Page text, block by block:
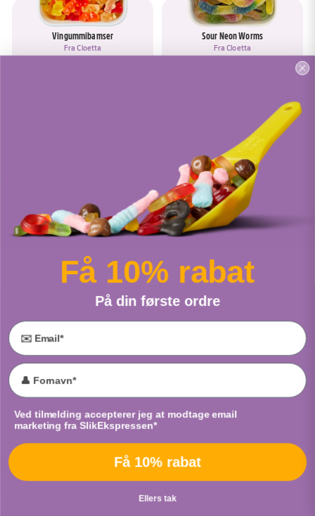
Vingummibamser
FraCloetta
Sour Neon Worms
FraCloetta
Pop Candy Jordbær
FraScan Choco
PUT I POSE
Kulørte Fisk
Fra
PUT I POSE
PEZ Fizzy Roll
FraCloetta
Syrlige Frugt Diamanter
Få 10% rabat
På din første ordre
Email
Accept marketing
Ved tilmelding accepterer jeg at modtage email
marketing fra SlikEkspressen*
Få 10% rabat
Ellers tak